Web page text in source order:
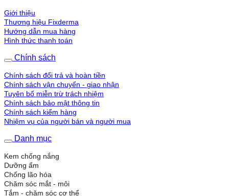
Giới thiệu
Thương hiệu Fixderma
Hướng dẫn mua hàng
Hình thức thanh toán
Chính sách
Chính sách đổi trả và hoàn tiền
Chính sách vận chuyển - giao nhận
Tuyên bố miễn trừ trách nhiệm
Chính sách bảo mật thông tin
Chính sách kiểm hàng
Nhiệm vụ của người bán và người mua
Danh mục
Kem chống nắng
Dưỡng ẩm
Chống lão hóa
Chăm sóc mắt - môi
Tắm - chăm sóc cơ thể